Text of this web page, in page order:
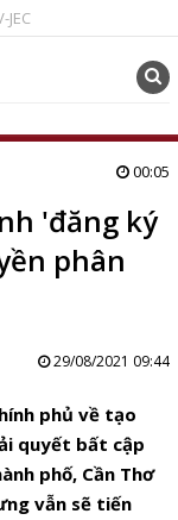
JEC
00:05
'đăng ký
phân
29/08/2021 09:44
phủ về tạo
quyết bất cập
phố, Cần Thơ
vẫn sẽ tiến